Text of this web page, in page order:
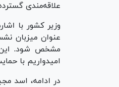
علاقه‌مندی
وزیر کشور با
عنوان میزبان
مشخص شود. این
امیدواریم با
در ادامه، اسد